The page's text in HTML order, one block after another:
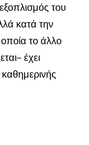
του
κατά την
το άλλο
έχει
καθημερινής